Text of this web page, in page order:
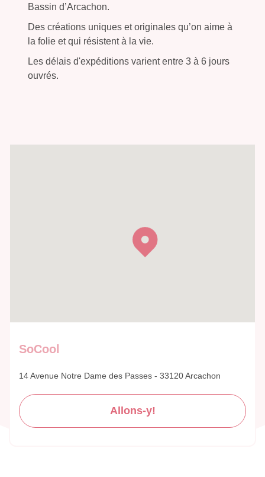
Bassin d’Arcachon.
Des créations uniques et originales qu’on aime à
la folie et qui résistent à la vie.
Les délais d'expéditions varient entre 3 à 6 jours
ouvrés.
SoCool
14 Avenue Notre Dame des Passes - 33120 Arcachon
Allons-y!